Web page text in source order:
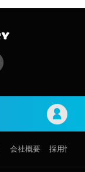
会社概要 採用情報